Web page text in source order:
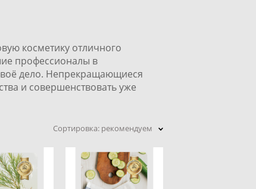
косметику отличного
профессионалы в
дело. Непрекращающиеся
и совершенствовать уже
Сортировка: рекомендуем